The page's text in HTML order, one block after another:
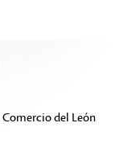
Comercio del León